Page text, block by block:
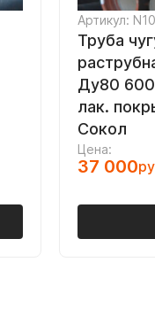
Артикул:
Труба
Ду80
лак.
Сокол
Цена:
37 000